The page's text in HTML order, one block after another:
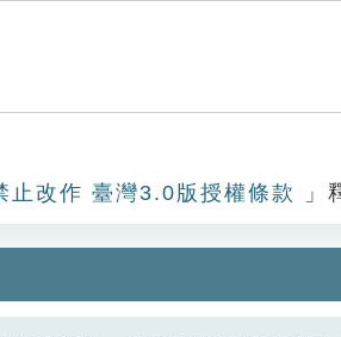
止改作 臺灣3.0版授權條款 」